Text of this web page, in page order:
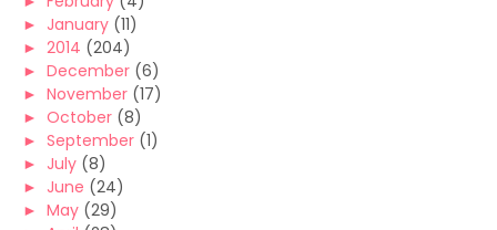
► January (11)
► 2014 (204)
► December (6)
► November (17)
► October (8)
► September (1)
► July (8)
► June (24)
► May (29)